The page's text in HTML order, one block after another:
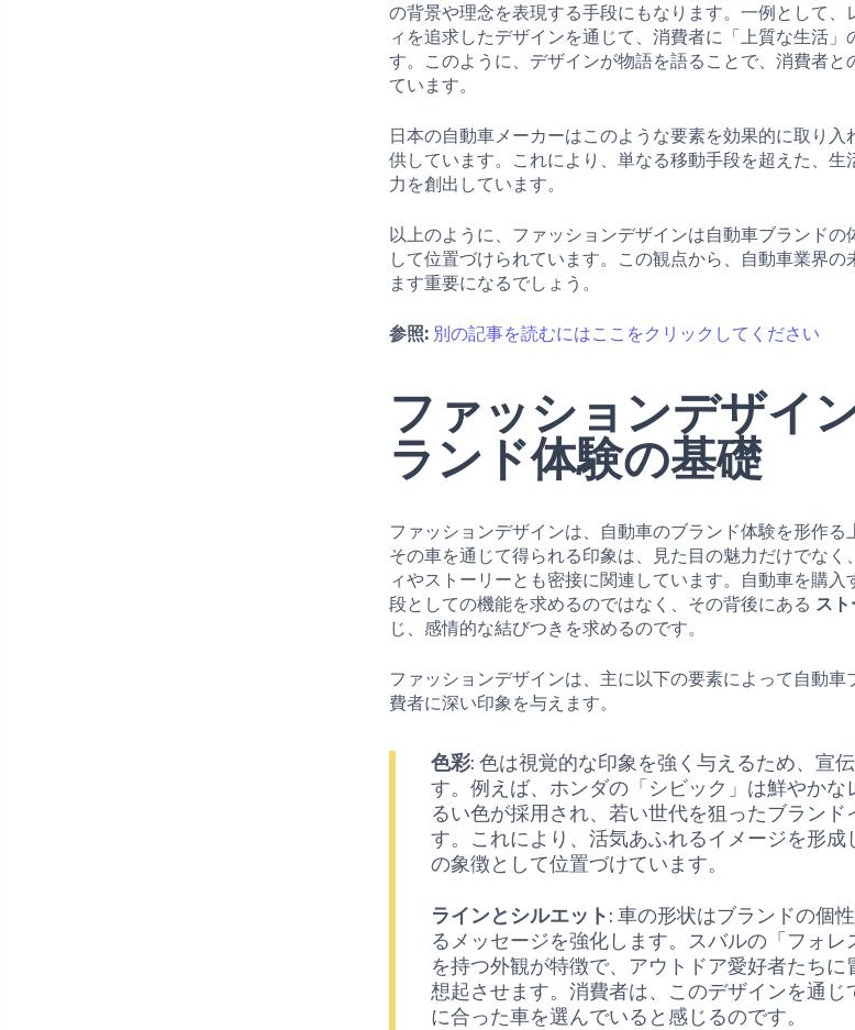
の背景や理念を表現する手段にもなります。一例として、
ィを追求したデザインを通じて、消費者に「上質な生活」
す。このように、デザインが物語を語ることで、消費者と
ています。
日本の自動車メーカーはこのような要素を効果的に取り入
供しています。これにより、単なる移動手段を超えた、
力を創出しています。
以上のように、ファッションデザインは自動車ブランドの
して位置づけられています。この観点から、自動車業界
ます重要になるでしょう。
参照: 別の記事を読むにはここをクリックしてください
ファッションデザイ
ランド体験の基礎
ファッションデザインは、自動車のブランド体験を形作る
その車を通じて得られる印象は、見た目の魅力だけでなく
ィやストーリーとも密接に関連しています。自動車を購
段としての機能を求めるのではなく、その背後にある ス
じ、感情的な結びつきを求めるのです。
ファッションデザインは、主に以下の要素によって自動車
費者に深い印象を与えます。
色彩: 色は視覚的な印象を強く与えるため、宣
す。例えば、ホンダの「シビック」は鮮やか
るい色が採用され、若い世代を狙ったブランド
す。これにより、活気あふれるイメージを形
の象徴として位置づけています。
ラインとシルエット: 車の形状はブランドの個
るメッセージを強化します。スバルの「フォ
を持つ外観が特徴で、アウトドア愛好者たち
想起させます。消費者は、このデザインを通
に合った車を選んでいると感じるのです。